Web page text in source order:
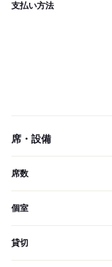
支払い方法
席・設備
席数
個室
貸切